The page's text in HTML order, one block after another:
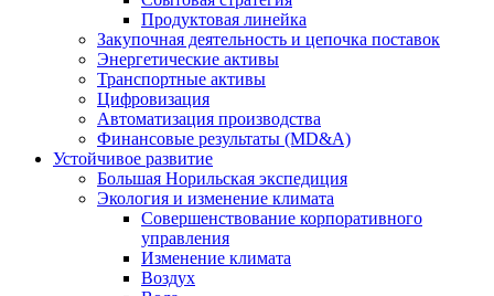
Продуктовая линейка
Закупочная деятельность и цепочка поставок
Энергетические активы
Транспортные активы
Цифровизация
Автоматизация производства
Финансовые результаты (MD&A)
Устойчивое развитие
Большая Норильская экспедиция
Экология и изменение климата
Совершенствование корпоративного
управления
Изменение климата
Воздух